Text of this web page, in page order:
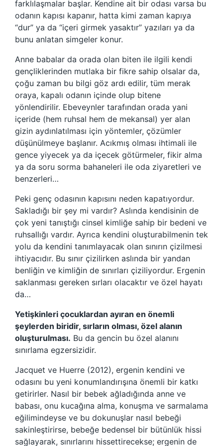
farklılaşmalar başlar. Kendine ait bir odası varsa bu
odanın kapısı kapanır, hatta kimi zaman kapıya
“dur” ya da “içeri girmek yasaktır” yazıları ya da
bunu anlatan simgeler konur.
Anne babalar da orada olan biten ile ilgili kendi
gençliklerinden mutlaka bir fikre sahip olsalar da,
çoğu zaman bu bilgi göz ardı edilir, tüm merak
oraya, kapalı odanın içinde olup bitene
yönlendirilir. Ebeveynler tarafından orada yani
içeride (hem ruhsal hem de mekansal) yer alan
gizin aydınlatılması için yöntemler, çözümler
düşünülmeye başlanır. Acıkmış olması ihtimali ile
gence yiyecek ya da içecek götürmeler, fikir alma
ya da soru sorma bahaneleri ile oda ziyaretleri ve
benzerleri…
Peki genç odasının kapısını neden kapatıyordur.
Sakladığı bir şey mi vardır? Aslında kendisinin de
çok yeni tanıştığı cinsel kimliğe sahip bir bedeni ve
ruhsallığı vardır. Ayrıca kendini oluşturabilmenin tek
yolu da kendini tanımlayacak olan sınırın çizilmesi
ihtiyacıdır. Bu sınır çizilirken aslında bir yandan
benliğin ve kimliğin de sınırları çiziliyordur. Ergenin
saklanması gereken sırları olacaktır ve özel hayatı
da…
Yetişkinleri çocuklardan ayıran en önemli
şeylerden biridir, sırların olması, özel alanın
oluşturulması. Bu da gencin bu özel alanını
sınırlama egzersizidir.
Jacquet ve Huerre (2012), ergenin kendini ve
odasını bu yeni konumlandırışına önemli bir katkı
getirirler. Nasıl bir bebek ağladığında anne ve
babası, onu kucağına alma, konuşma ve sarmalama
eğilimindeyse ve bu dokunuşlar nasıl bebeği
sakinleştirirse, bebeğe bedensel bir bütünlük hissi
sağlayarak, sınırlarını hissettirecekse; ergenin de